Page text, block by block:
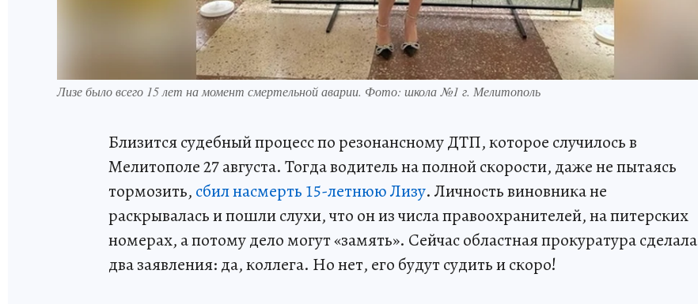
Лизе было всего 15 лет на момент смертельной аварии. Фото: школа №1 г. Мелитополь
Близится судебный процесс по резонансному ДТП, которое случилось в
Мелитополе 27 августа. Тогда водитель на полной скорости, даже не пытаясь
тормозить, сбил насмерть 15-летнюю Лизу. Личность виновника не
раскрывалась и пошли слухи, что он из числа правоохранителей, на питерских
номерах, а потому дело могут «замять». Сейчас областная прокуратура сделала
два заявления: да, коллега. Но нет, его будут судить и скоро!